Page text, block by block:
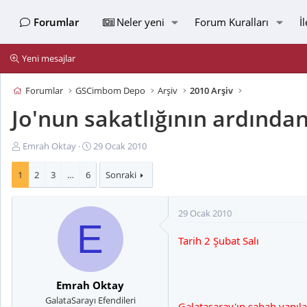
Forumlar Neler yeni Forum Kuralları
Yeni mesajlar
Forumlar GSCimbom Depo Arşiv 2010 Arşiv
Jo'nun sakatlığının
K
o
u
Emrah Oktay
B
l
g
ı
ç
t
a
r
29 Ocak 2010
1 2 3 … 6 Sonraki
E
Emrah Oktay
GalataSarayı Efendileri
29 Ocak 2010
Tarih 2 Şubat Salı